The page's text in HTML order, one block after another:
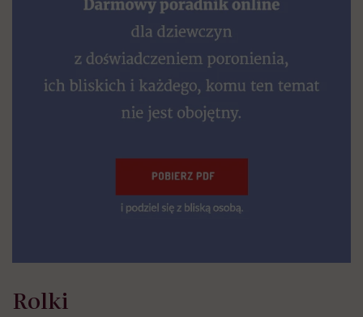
Rolki